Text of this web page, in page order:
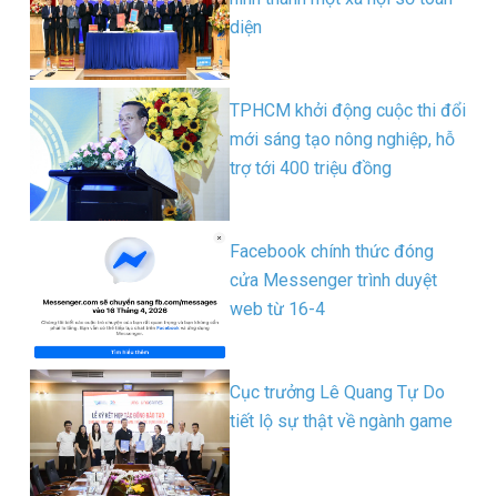
diện
TPHCM khởi động cuộc thi đổi
mới sáng tạo nông nghiệp, hỗ
trợ tới 400 triệu đồng
Facebook chính thức đóng
cửa Messenger trình duyệt
web từ 16-4
Cục trưởng Lê Quang Tự Do
tiết lộ sự thật về ngành game